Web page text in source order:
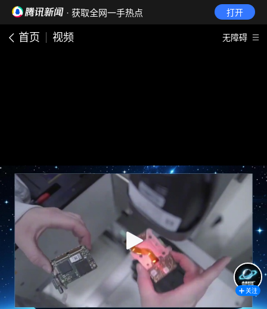
· 获取全网一手热点 打开
首页 视频 无障碍
关注